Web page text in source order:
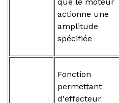
actionne une
amplitude
spécifiée
Fonction
permettant
d'effecteur